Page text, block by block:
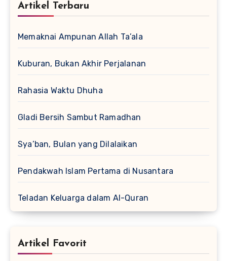
Artikel Terbaru
Memaknai Ampunan Allah Ta’ala
Kuburan, Bukan Akhir Perjalanan
Rahasia Waktu Dhuha
Gladi Bersih Sambut Ramadhan
Sya’ban, Bulan yang Dilalaikan
Pendakwah Islam Pertama di Nusantara
Teladan Keluarga dalam Al-Quran
Artikel Favorit